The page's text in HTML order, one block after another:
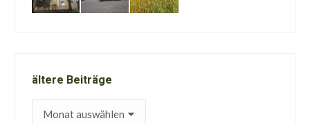
ältere Beiträge
ältere